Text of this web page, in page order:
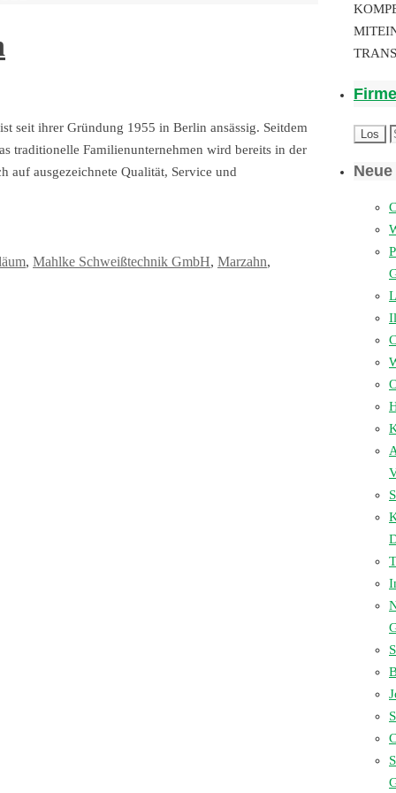
seit ihrer Gründung 1955 in Berlin ansässig. Seitdem
traditionelle Familienunternehmen wird bereits in der
auf ausgezeichnete Qualität, Service und
, Mahlke Schweißtechnik GmbH, Marzahn,